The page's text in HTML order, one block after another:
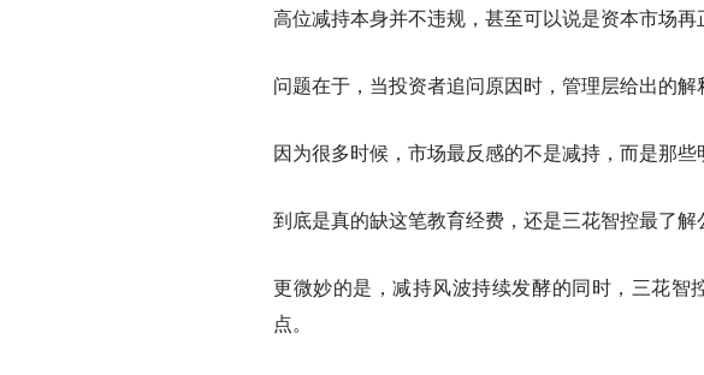
高位减持本身并不违规，甚至可以说是资本市场再
问题在于，当投资者追问原因时，管理层给出的
因为很多时候，市场最反感的不是减持，而是那些
到底是真的缺这笔教育经费，还是三花智控最了
更微妙的是，减持风波持续发酵的同时，三花
点。